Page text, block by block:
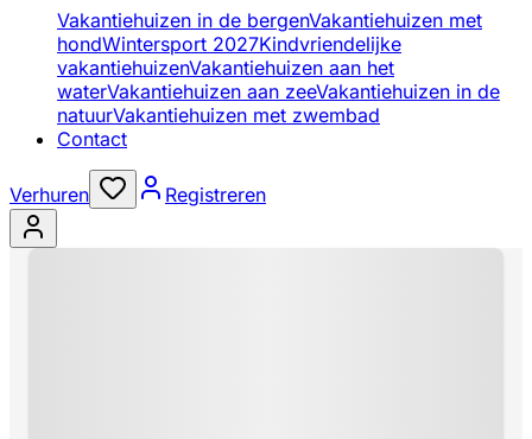
Vakantiehuizen in de bergenVakantiehuizen met
hondWintersport 2027Kindvriendelijke
vakantiehuizenVakantiehuizen aan het
waterVakantiehuizen aan zeeVakantiehuizen in de
natuurVakantiehuizen met zwembad
Contact
Verhuren Registreren